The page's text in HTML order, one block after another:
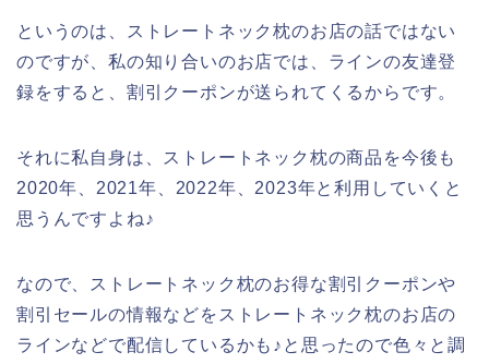
というのは、ストレートネック枕のお店の話ではない
のですが、私の知り合いのお店では、ラインの友達登
録をすると、割引クーポンが送られてくるからです。
それに私自身は、ストレートネック枕の商品を今後も
2020年、2021年、2022年、2023年と利用していくと
思うんですよね♪
なので、ストレートネック枕のお得な割引クーポンや
割引セールの情報などをストレートネック枕のお店の
ラインなどで配信しているかも♪と思ったので色々と調